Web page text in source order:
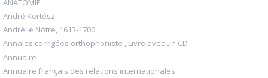
ANATOMIE
André Kertész
André le Nôtre, 1613-1700
Annales corrigées orthophoniste , Livre avec un CD
Annuaire
Annuaire français des relations internationales